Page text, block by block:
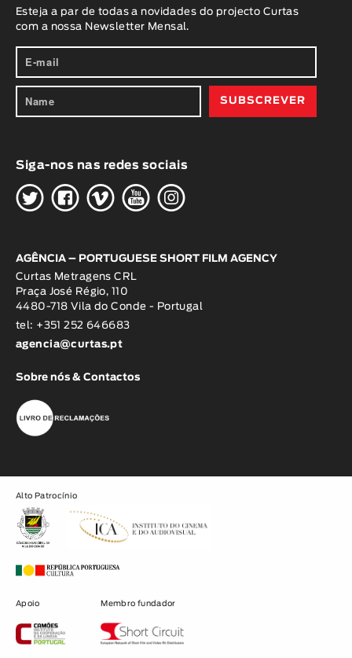
Esteja a par de todas a novidades do projecto Curtas
com a nossa Newsletter Mensal.
Siga-nos nas redes sociais
HGWOK
AGÊNCIA – PORTUGUESE SHORT FILM AGENCY
Curtas Metragens CRL
Praça José Régio, 110
4480-718 Vila do Conde - Portugal
tel: +351 252 646683
agencia@curtas.pt
Sobre nós & Contactos
Alto Patrocínio
Apoio Membro fundador